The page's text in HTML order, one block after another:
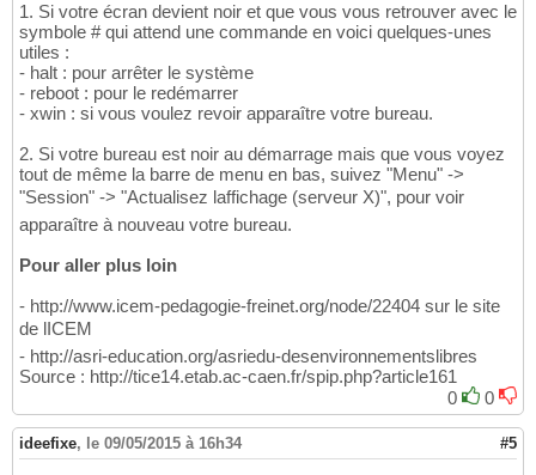
1. Si votre écran devient noir et que vous vous retrouver avec le
symbole # qui attend une commande en voici quelques-unes
utiles :
- halt : pour arrêter le système
- reboot : pour le redémarrer
- xwin : si vous voulez revoir apparaître votre bureau.
2. Si votre bureau est noir au démarrage mais que vous voyez
tout de même la barre de menu en bas, suivez "Menu" ->
"Session" -> "Actualisez laffichage (serveur X)", pour voir
apparaître à nouveau votre bureau.
Pour aller plus loin
- http://www.icem-pedagogie-freinet.org/node/22404 sur le site
de lICEM
- http://asri-education.org/asriedu-desenvironnementslibres
Source : http://tice14.etab.ac-caen.fr/spip.php?article161
0
0
ideefixe, le 09/05/2015 à 16h34 #5